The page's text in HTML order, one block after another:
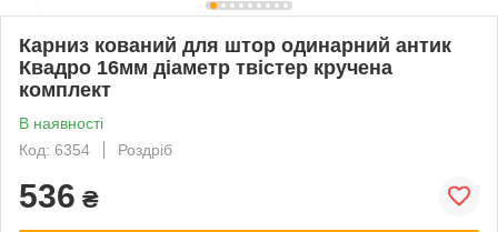
Карниз кований для штор одинарний антик
Квадро 16мм діаметр твістер кручена
комплект
В наявності
Код: 6354
Роздріб
536 ₴